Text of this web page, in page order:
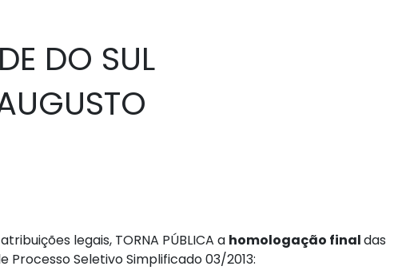
DO SUL
legais, TORNA PÚBLICA a homologação finaldas
Seletivo Simplificado 03/2013: